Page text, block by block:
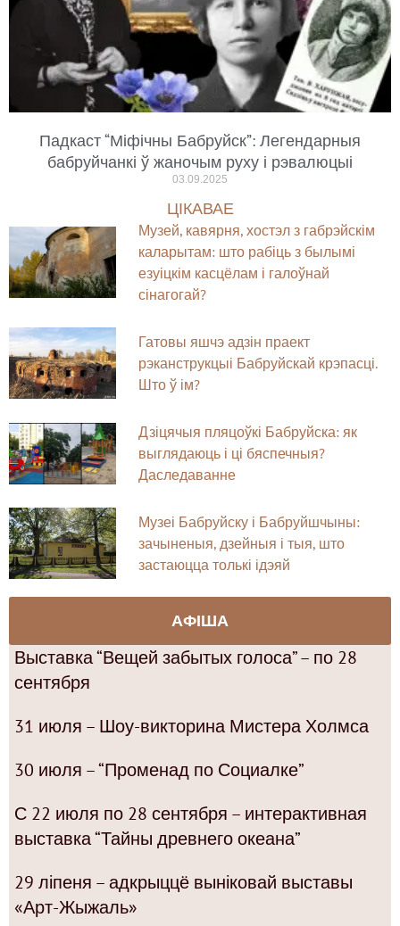
Падкаст “Міфічны Бабруйск”: Легендарныя
бабруйчанкі ў жаночым руху і рэвалюцыі
03.09.2025
ЦІКАВАЕ
Музей, кавярня, хостэл з габрэйскім
каларытам: што рабіць з былымі
езуіцкім касцёлам і галоўнай
сінагогай?
Гатовы яшчэ адзін праект
рэканструкцыі Бабруйскай крэпасці.
Што ў ім?
Дзіцячыя пляцоўкі Бабруйска: як
выглядаюць і ці бяспечныя?
Даследаванне
Музеі Бабруйску і Бабруйшчыны:
зачыненыя, дзейныя і тыя, што
застаюцца толькі ідэяй
АФІША
Выставка “Вещей забытых голоса” – по 28
сентября
31 июля – Шоу-викторина Мистера Холмса
30 июля – “Променад по Социалке”
С 22 июля по 28 сентября – интерактивная
выставка “Тайны древнего океана”
29 ліпеня – адкрыццё выніковай выставы
«Арт-Жыжаль»